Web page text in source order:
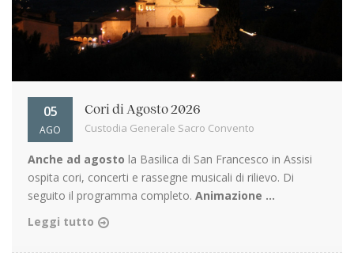
05
AGO
Cori di Agosto 2026
Custodia Generale Sacro Convento
Anche ad agosto la Basilica di San Francesco in Assisi
ospita cori, concerti e rassegne musicali di rilievo. Di
seguito il programma completo. Animazione ...
Leggi tutto